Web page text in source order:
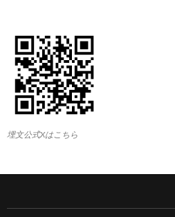
埋文公式Xはこちら